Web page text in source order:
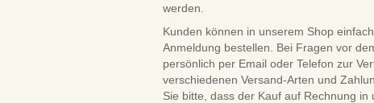
werden.
Kunden können in unserem Shop
Anmeldung bestellen. Bei Fragen vor
persönlich per Email oder Telefon zur
verschiedenen Versand-Arten und
Sie bitte, dass der Kauf auf Rechnung in